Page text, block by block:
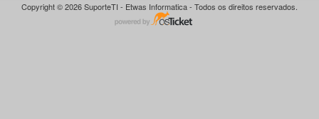
Copyright © 2026 SuporteTI - Etwas Informatica - Todos os direitos reservados.